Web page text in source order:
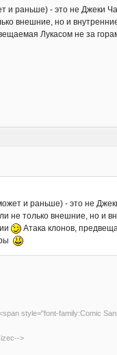
и раньше) - это не Джеки
внешние, но и
Лукасом не за
и раньше) - это не
не только внешние, но и
Атака клонов,
style="font-family:Comic
>